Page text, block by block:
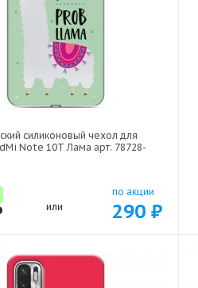
силиконовый чехол для
Note 10T Лама арт: 78728-
или
по акции
290 ₽